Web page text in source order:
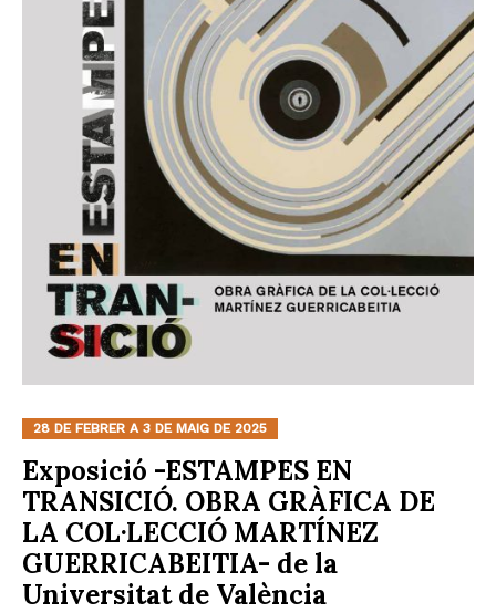
28 DE FEBRER A 3 DE MAIG DE 2025
Exposició -ESTAMPES EN
TRANSICIÓ. OBRA GRÀFICA DE
LA COL·LECCIÓ MARTÍNEZ
GUERRICABEITIA- de la
Universitat de València